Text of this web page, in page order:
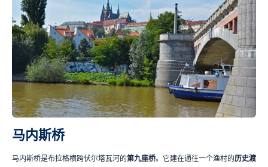
马内斯桥
马内斯桥是布拉格横跨伏尔塔瓦河的第九座桥。它建在通往一个渔村的历史渡